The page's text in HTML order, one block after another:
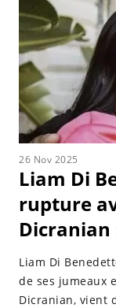
26 Nov 2025
Liam Di
rupture
Dicranian
Liam Di
de ses jumeaux
Dicranian, vient